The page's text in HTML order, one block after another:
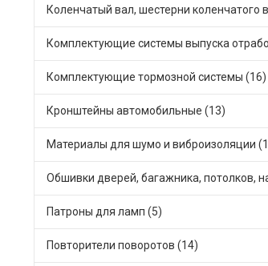
Коленчатый вал, шестерни коленчатого
Комплектующие тормозной системы (16)
Кронштейны автомобильные (13)
Материалы для шумо и виброизоляции
Патроны для ламп (5)
Повторители поворотов (14)